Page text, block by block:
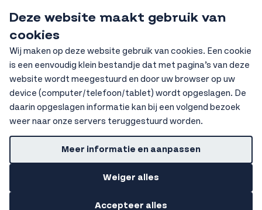
Deze website maakt gebruik van
cookies
Wij maken op deze website gebruik van cookies. Een cookie
is een eenvoudig klein bestandje dat met pagina’s van deze
website wordt meegestuurd en door uw browser op uw
device (computer/telefoon/tablet) wordt opgeslagen. De
daarin opgeslagen informatie kan bij een volgend bezoek
weer naar onze servers teruggestuurd worden.
Meer informatie en aanpassen
Weiger alles
Accepteer alles
HKV Ochten
Getoonde prijzen zijn excl. BTW
Hittebescherming
Filters